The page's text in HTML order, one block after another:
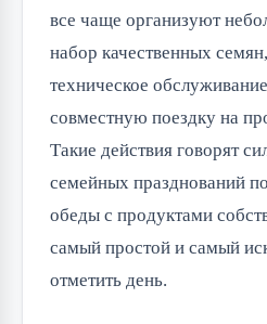
все чаще организуют
набор качественных
техническое
совместную поездку на
Такие действия говорят
семейных празднований
обеды с продуктами
самый простой и самый
отметить день.